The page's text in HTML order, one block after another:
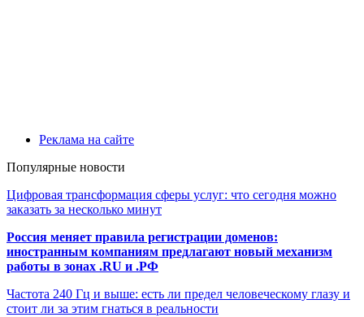
Реклама на сайте
Популярные новости
Цифровая трансформация сферы услуг: что сегодня можно
заказать за несколько минут
Россия меняет правила регистрации доменов:
иностранным компаниям предлагают новый механизм
работы в зонах .RU и .РФ
Частота 240 Гц и выше: есть ли предел человеческому глазу и
стоит ли за этим гнаться в реальности